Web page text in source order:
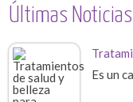
Últimas Noticias
Es un